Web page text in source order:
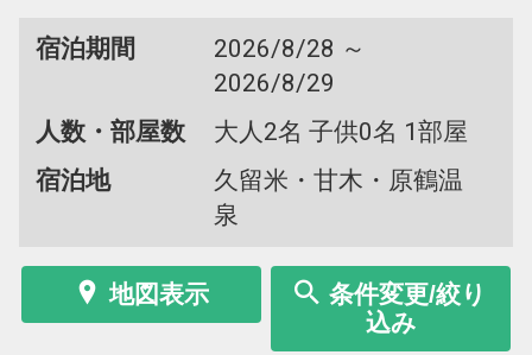
宿泊期間
2026/8/28 ～
2026/8/29
人数・部屋数
大人2名 子供0名 1部屋
宿泊地
久留米・甘木・原鶴温
泉
地図表示
条件変更/絞り
込み